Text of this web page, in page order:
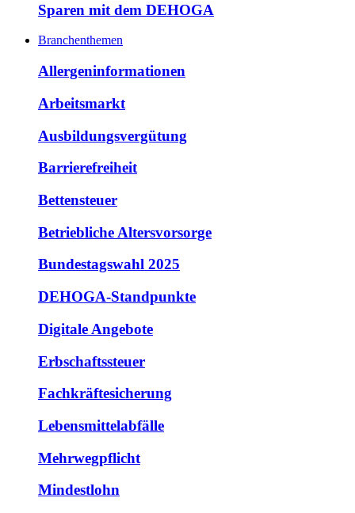
Sparen mit dem DEHOGA
Branchenthemen
Allergeninformationen
Arbeitsmarkt
Ausbildungsvergütung
Barrierefreiheit
Bettensteuer
Betriebliche Altersvorsorge
Bundestagswahl 2025
DEHOGA-Standpunkte
Digitale Angebote
Erbschaftssteuer
Fachkräftesicherung
Lebensmittelabfälle
Mehrwegpflicht
Mindestlohn